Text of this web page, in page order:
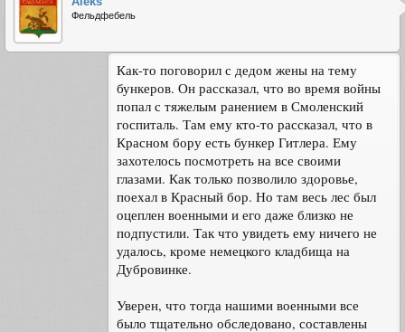
Фельдфебель
Как-то поговорил с дедом жены на тему
бункеров. Он рассказал, что во время войны
попал с тяжелым ранением в Смоленский
госпиталь. Там ему кто-то рассказал, что в
Красном бору есть бункер Гитлера. Ему
захотелось посмотреть на все своими
глазами. Как только позволило здоровье,
поехал в Красный бор. Но там весь лес был
оцеплен военными и его даже близко не
подпустили. Так что увидеть ему ничего не
удалось, кроме немецкого кладбища на
Дубровинке.
Уверен, что тогда нашими военными все
было тщательно обследовано, составлены